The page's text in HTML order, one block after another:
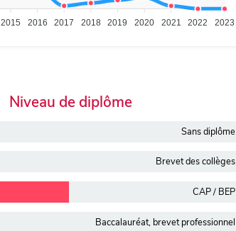
2015 2016 2017 2018 2019 2020 2021 2022 2023
Niveau de diplôme
Sans diplôme
Brevet des collèges
CAP / BEP
Baccalauréat, brevet professionnel